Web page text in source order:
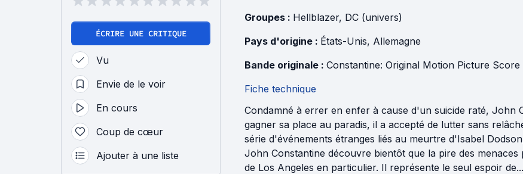
ÉCRIRE UNE CRITIQUE
Vu
Envie de le voir
En cours
Coup de cœur
Ajouter à une liste
Groupes : Hellblazer, DC (univers)
Pays d'origine : États-Unis, Allemagne
Bande originale : Constantine: Original Motion Picture Score
Fiche technique
Condamné à errer en enfer à cause d'un suicide raté, John
gagner sa place au paradis, il a accepté de lutter sans
série d'événements étranges liés au meurtre d'Isabel
John Constantine découvre bientôt que la pire des
de Los Angeles en particulier. Il représente le seul espoir de...